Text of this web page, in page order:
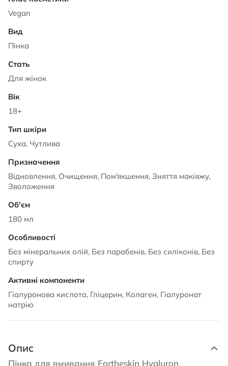
Vegan
Пінка
Для жінок
18+
Суха, Чутлива
Відновлення, Очищення, Пом'якшення, Зняття макіяжу,
Зволоження
180 мл
Без мінеральних олій, Без парабенів, Без силіконів, Без
спирту
Гіалуронова кислота, Гліцерин, Колаген, Гіалуронат
натрію
Опис
Пінка для вмивання Fortheskin Hyaluron